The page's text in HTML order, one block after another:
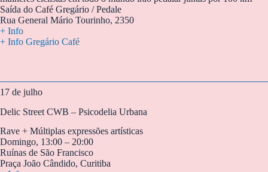
Saída do Café Gregário / Pedale
Rua General Mário Tourinho, 2350
+ Info
+ Info Gregário Café
17 de julho
Delic Street CWB – Psicodelia Urbana
Rave + Múltiplas expressões artísticas
Domingo, 13:00 – 20:00
Ruínas de São Francisco
Praça João Cândido, Curitiba